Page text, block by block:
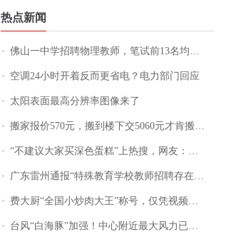
热点新闻
佛山一中学招聘物理教师，笔试前13名均遭淘汰？教育局：已叫停招聘，成立调查组全面核查
空调24小时开着反而更省电？电力部门回应
太阳表面最高分辨率图像来了
搬家报价570元，搬到楼下交5060元才肯搬上楼！女子傻眼了……
“不建议大家买深色蛋糕”上热搜，网友：天塌了！
广东雷州通报“特殊教育学校教师招聘存在违规行为”：已启动问责程序 副校长被停职
费大厨“全国小炒肉大王”称号，仅凭视频评出？中国烹饪协会回应
台风“白海豚”加强！中心附近最大风力已达15级 最新研判